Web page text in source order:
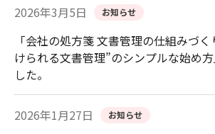
2026年3月5日 お知らせ
「会社の処方箋 文書管理の仕組みづ
けられる文書管理”のシンプルな始め
した。
2026年1月27日 お知らせ